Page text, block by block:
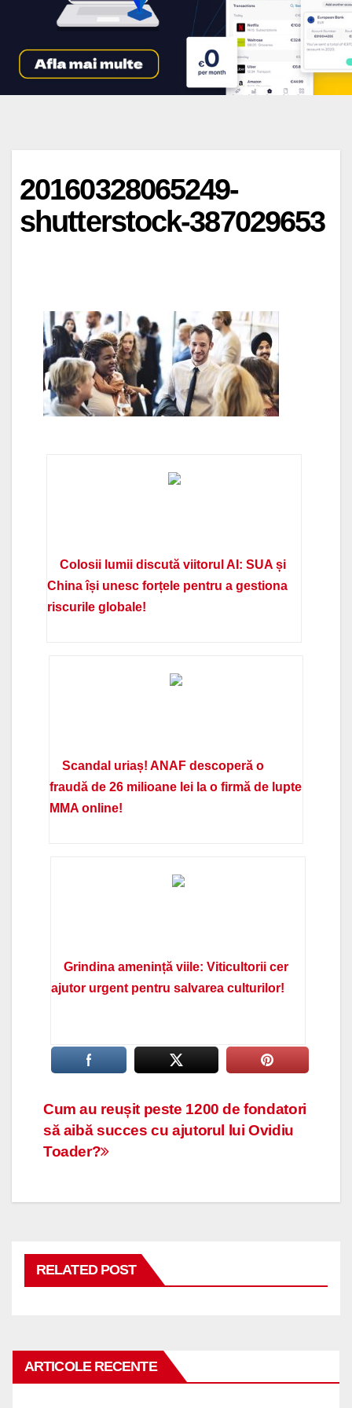
20160328065249-
shutterstock-387029653
Colosii lumii discută viitorul AI: SUA și
China își unesc forțele pentru a gestiona
riscurile globale!
Scandal uriaș! ANAF descoperă o
fraudă de 26 milioane lei la o firmă de lupte
MMA online!
Grindina amenință viile: Viticultorii cer
ajutor urgent pentru salvarea culturilor!
Navigare
în
Cum au reușit peste 1200 de fondatori
să aibă succes cu ajutorul lui Ovidiu
Toader?
RELATED POST
ARTICOLE RECENTE